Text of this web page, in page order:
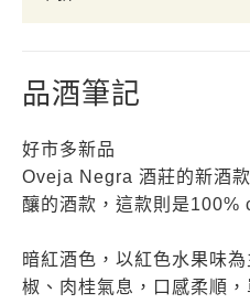
品酒筆記
好市多新品
Oveja Negra 酒莊的新酒
釀的酒款，這款則是100%
暗紅酒色，以紅色水果味
椒、肉桂氣息，口感柔順